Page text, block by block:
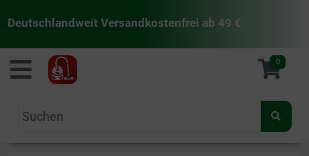
Deutschlandweit Versandkostenfrei ab 49 €
staubsaugermanufaktur 0